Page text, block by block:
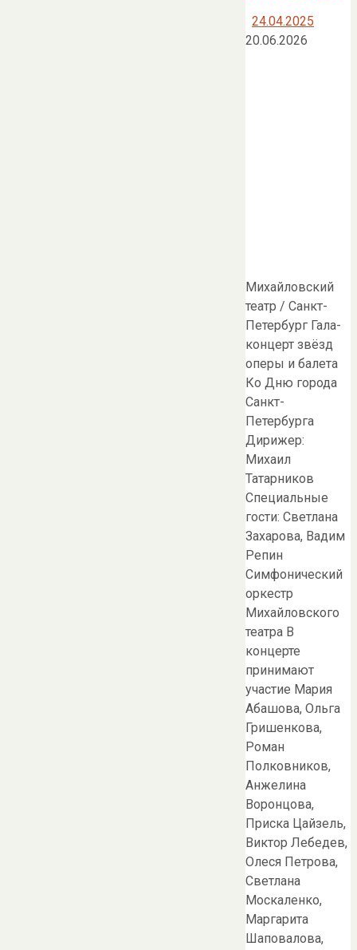
24.04.2025
20.06.2026
Михайловский
театр / Санкт-
Петербург Гала-
концерт звёзд
оперы и балета
Ко Дню города
Санкт-
Петербурга
Дирижер:
Михаил
Татарников
Специальные
гости: Светлана
Захарова, Вадим
Репин
Симфонический
оркестр
Михайловского
театра В
концерте
принимают
участие Мария
Абашова, Ольга
Гришенкова,
Роман
Полковников,
Анжелина
Воронцова,
Приска Цайзель,
Виктор Лебедев,
Олеся Петрова,
Светлана
Москаленко,
Маргарита
Шаповалова,